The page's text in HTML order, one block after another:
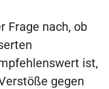
Frage nach, ob
ist,
gegen